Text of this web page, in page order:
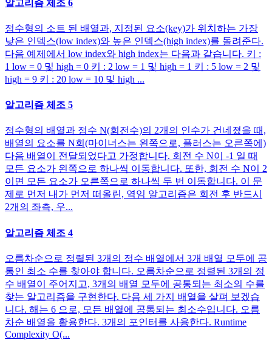
알고리즘 체조 6
정수형의 소트 된 배열과, 지정된 요소(key)가 위치하는 가장
낮은 인덱스(low index)와 높은 인덱스(high index)를 돌려준다.
다음 예제에서 low index와 high index는 다음과 같습니다. 키 :
1 low = 0 및 high = 0 키 : 2 low = 1 및 high = 1 키 : 5 low = 2 및
high = 9 키 : 20 low = 10 및 high ...
알고리즘 체조 5
정수형의 배열과 정수 N(회전수)의 2개의 인수가 건네졌을 때,
배열의 요소를 N회(마이너스는 왼쪽으로, 플러스는 오른쪽에)
다음 배열이 전달되었다고 가정합니다. 회전 수 N이 -1 일 때
모든 요소가 왼쪽으로 하나씩 이동합니다. 또한, 회전 수 N이 2
이면 모든 요소가 오른쪽으로 하나씩 두 번 이동합니다. 이 문
제로 먼저 내가 먼저 떠올린, 역임 알고리즘은 회전 후 반드시
2개의 좌측, 우...
알고리즘 체조 4
오름차순으로 정렬된 3개의 정수 배열에서 3개 배열 모두에 공
통인 최소 수를 찾아야 합니다. 오름차순으로 정렬된 3개의 정
수 배열이 주어지고, 3개의 배열 모두에 공통되는 최소의 수를
찾는 알고리즘을 구현한다. 다음 세 가지 배열을 살펴 보겠습
니다. 해는 6 으로, 모든 배열에 공통되는 최소수입니다. 오름
차순 배열을 활용한다. 3개의 포인터를 사용한다. Runtime
Complexity O(...